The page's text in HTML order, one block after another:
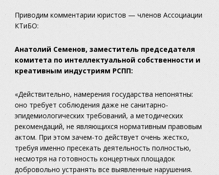
Приводим комментарии юристов — членов Ассоциации
КТиБО:
Анатолий Семенов, заместитель председателя
комитета по интеллектуальной собственности и
креативным индустриям РСПП:
«Действительно, намерения государства непонятны:
оно требует соблюдения даже не санитарно-
эпидемиологических требований, а методических
рекомендаций, не являющихся нормативным правовым
актом. При этом зачем-то действует очень жестко,
требуя именно пресекать деятельность полностью,
несмотря на готовность концертных площадок
добровольно устранять все выявленные нарушения.